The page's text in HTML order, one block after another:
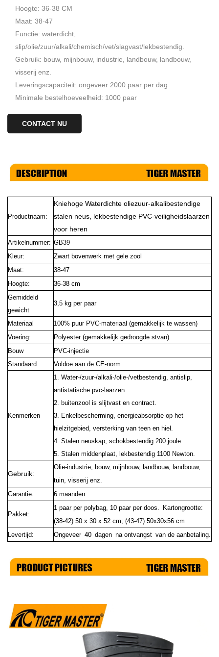
Hoogte: 36-38 CM
Maat: 38-47
Functie: waterdicht,
slip/olie/zuur/alkali/chemisch/vet/slagvast/lekbestendig.
Gebruik: bouw, mijnbouw, industrie, landbouw, landbouw,
visserij enz.
Leveringscapaciteit: ongeveer 2000 paar per dag
Minimale bestelhoeveelheid: 1000 paar
CONTACT NU
Productnaam:
Kniehoge Waterdichte oliezuur-alkalibestendige
stalen neus, lekbestendige PVC-veiligheidslaarzen
voor heren
Artikelnummer: GB39
Kleur:
Zwart bovenwerk met gele zool
Maat:
38-47
Hoogte:
36-38 cm
Gemiddeld
gewicht
3,5 kg per paar
Materiaal
100% puur PVC-materiaal (gemakkelijk te wassen)
Voering:
Polyester (gemakkelijk gedroogde stvan)
Bouw
PVC-injectie
Standaard
Voldoe aan de CE-norm
Kenmerken
1. Water-/zuur-/alkali-/olie-/vetbestendig, antislip,
antistatische pvc-laarzen.
2. buitenzool is slijtvast en contract.
3. Enkelbescherming, energieabsorptie op het
hielzitgebied, versterking van teen en hiel.
4. Stalen neuskap, schokbestendig 200 joule.
5. Stalen middenplaat, lekbestendig 1100 Newton.
Gebruik:
Olie-industrie, bouw, mijnbouw, landbouw, landbouw,
tuin, visserij enz.
Garantie:
6 maanden
Pakket:
1 paar per polybag, 10 paar per doos. Kartongrootte:
(38-42) 50 x 30 x 52 cm; (43-47) 50x30x56 cm
Levertijd:
Ongeveer 40 dagen na ontvangst van de aanbetaling.